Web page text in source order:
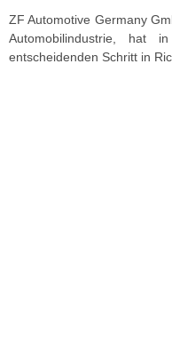
ZF Automotive Germany
Automobilindustrie, hat
entscheidenden Schritt in